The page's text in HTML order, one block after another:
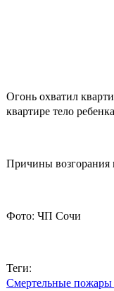
Огонь охватил
квартире тело
Причины
Фото: ЧП Сочи
Теги:
Смертельные